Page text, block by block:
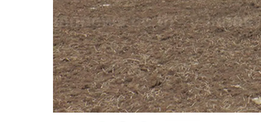
ดาวน์โหลดสนุกแอปฟรี ติดตามสนุกโซเชียลได้ที่
สงวนลิขสิทธิ์ ©2569บริษัท อิมเมจ ฟิวเจอร์ (ประเทศไทย) จำกัด